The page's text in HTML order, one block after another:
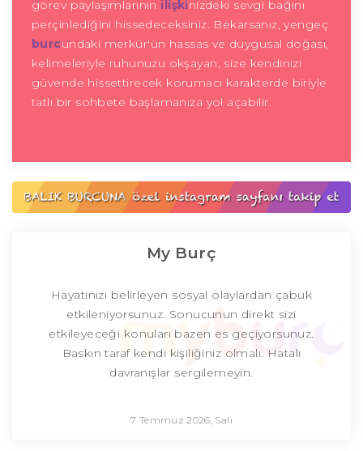
görev paylaşımlarının ilişkinizdeki sevgi bağını
perçinlediğini hissedeceksiniz. Bekarsanız, yengeç
burcundaki merkür'ün hassas ve duygusal doğası,
kelimeleriyle ruhunuzu okşayan, size kendinizi
güvende hissettirecek korumacı karakterde biriyle
tatlı bir sohbete başlamanıza yol açabilir.
My Burç
Hayatınızı belirleyen sosyal olaylardan çabuk
etkileniyorsunuz. Sonucunun direkt sizi
etkileyeceği konuları bazen es geçiyorsunuz.
Baskın taraf kendi kişiliğiniz olmalı. Hatalı
davranışlar sergilemeyin.
7 Temmuz 2026, Salı